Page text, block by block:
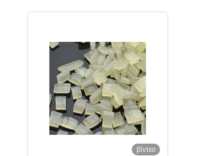
βίντεο